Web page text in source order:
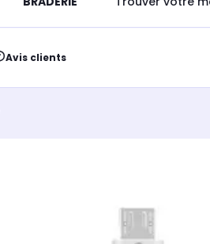
Avis clients